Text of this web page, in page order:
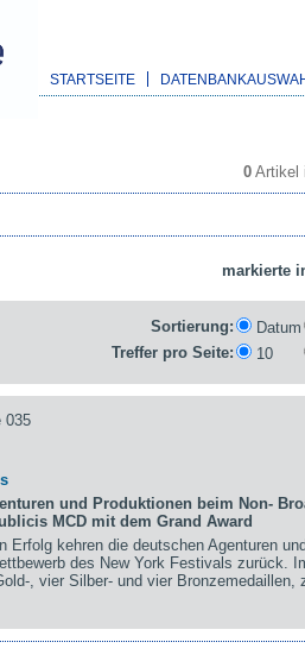
STARTSEITE
0 Artikel
Sortierung: Datum
Treffer pro Seite:
10
035
und Produktionen beim Non-
MCD mit dem Grand Award
Erfolg kehren die deutschen Agenturen
des New York Festivals zurück.
, vier Silber- und vier Bronzemedaillen,